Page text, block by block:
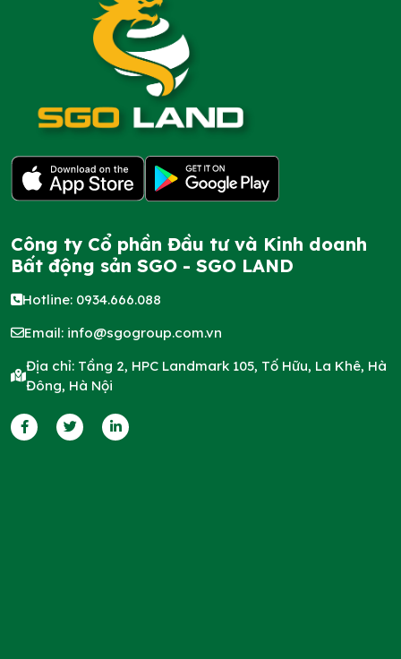
Công ty Cổ phần Đầu tư và Kinh doanh
Bất động sản SGO - SGO LAND
Hotline: 0934.666.088
Email: info@sgogroup.com.vn
Địa chỉ: Tầng 2, HPC Landmark 105, Tố Hữu, La Khê, Hà
Đông, Hà Nội